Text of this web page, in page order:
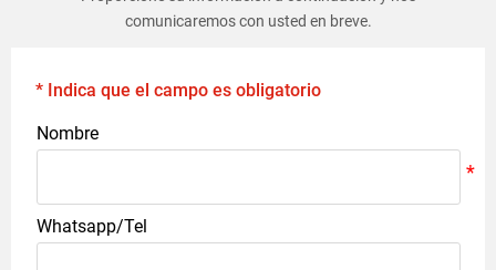
comunicaremos con usted en breve.
* Indica que el campo es obligatorio
Nombre
Whatsapp/Tel